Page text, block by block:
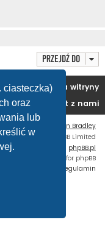
ciasteczka)
oraz
lub
w
Przejdź do
Usuń ciasteczka witryny
Kontakt z nami
Flat Style by
Ian Bradley
Software © phpBB Limited
językowy dostarcza phpBB.pl
extension for phpBB
Regulamin